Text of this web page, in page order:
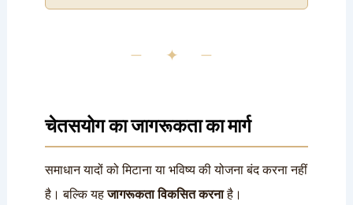
— ✦ —
चेतसयोग का जागरूकता का मार्ग
समाधान यादों को मिटाना या भविष्य की योजना बंद करना नहीं
है। बल्कि यहजागरूकता विकसित करनाहै।